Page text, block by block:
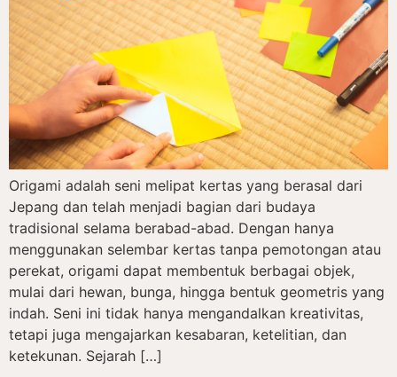
Origami adalah seni melipat kertas yang berasal dari
Jepang dan telah menjadi bagian dari budaya
tradisional selama berabad-abad. Dengan hanya
menggunakan selembar kertas tanpa pemotongan atau
perekat, origami dapat membentuk berbagai objek,
mulai dari hewan, bunga, hingga bentuk geometris yang
indah. Seni ini tidak hanya mengandalkan kreativitas,
tetapi juga mengajarkan kesabaran, ketelitian, dan
ketekunan. Sejarah […]